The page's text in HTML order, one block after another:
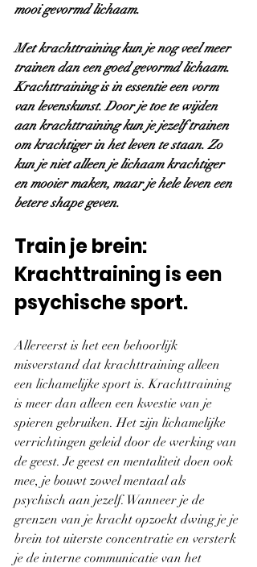
mooi gevormd lichaam.
Met krachttraining kun je nog veel meer
trainen dan een goed gevormd lichaam.
Krachttraining is in essentie een vorm
van levenskunst. Door je toe te wijden
aan krachttraining kun je jezelf trainen
om krachtiger in het leven te staan. Zo
kun je niet alleen je lichaam krachtiger
en mooier maken, maar je hele leven een
betere shape geven.
Train je brein:
Krachttraining is een
psychische sport.
Allereerst is het een behoorlijk
misverstand dat krachttraining alleen
een lichamelijke sport is. Krachttraining
is meer dan alleen een kwestie van je
spieren gebruiken. Het zijn lichamelijke
verrichtingen geleid door de werking van
de geest. Je geest en mentaliteit doen ook
mee, je bouwt zowel mentaal als
psychisch aan jezelf. Wanneer je de
grenzen van je kracht opzoekt dwing je je
brein tot uiterste concentratie en versterk
je de interne communicatie van het